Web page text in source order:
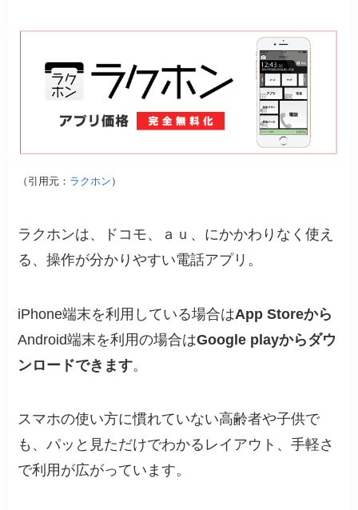
（引用元： ラクホン ）
ラクホンは、ドコモ、ａｕ、にかかわりなく使え
る、操作が分かりやすい電話アプリ。
iPhone端末を利用している場合はApp Storeから
Android端末を利用の場合はGoogle playからダウ
ンロードできます。
スマホの使い方に慣れていない高齢者や子供で
も、パッと見ただけでわかるレイアウト、手軽さ
で利用が広がっています。